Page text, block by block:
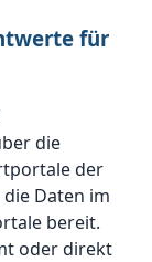
für
die
der
Daten im
bereit.
oder direkt